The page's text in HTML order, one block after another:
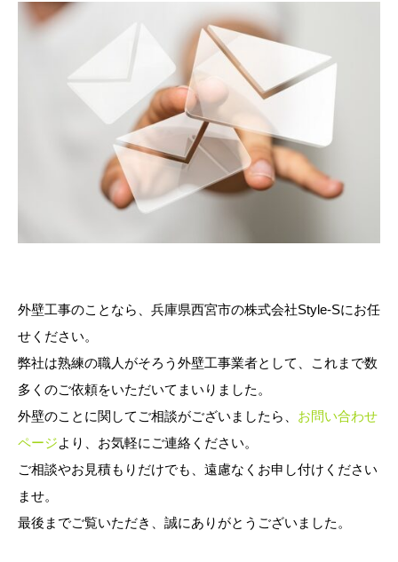
外壁工事のことなら、兵庫県西宮市の株式会社Style-Sにお任
せください。
弊社は熟練の職人がそろう外壁工事業者として、これまで数
多くのご依頼をいただいてまいりました。
外壁のことに関してご相談がございましたら、 お問い合わせ
ページより、お気軽にご連絡ください。
ご相談やお見積もりだけでも、遠慮なくお申し付けください
ませ。
最後までご覧いただき、誠にありがとうございました。